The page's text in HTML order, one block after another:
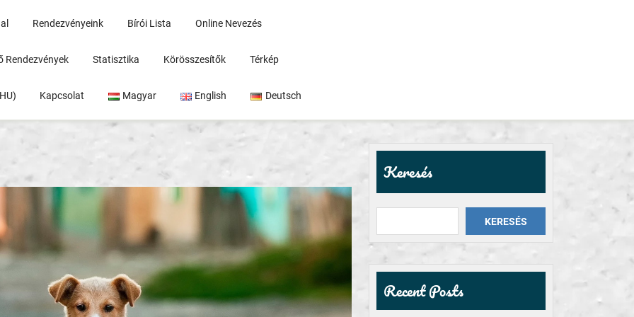
Rendezvényeink Bírói Lista Online Nevezés
Rendezvények Statisztika Körösszesítők Térkép
Kapcsolat Magyar English Deutsch
Keresés
KERESÉS
Recent Posts